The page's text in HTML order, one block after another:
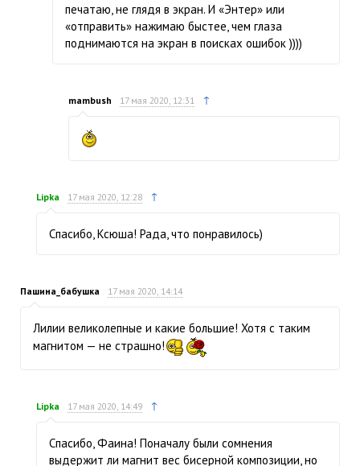
печатаю, не глядя в экран. И «Энтер» или
«отправить» нажимаю быстее, чем глаза
поднимаются на экран в поисках ошибок ))))
mambush 17 мая 2020, 12:31 ↑
Lipka 17 мая 2020, 12:28 ↑
Спасибо, Ксюша! Рада, что понравилось)
Пашина_бабушка 17 мая 2020, 14:14
Лилии великолепные и какие большие! Хотя с таким
магнитом — не страшно!
Lipka 17 мая 2020, 14:49 ↑
Спасибо, Фаина! Поначалу были сомнения
выдержит ли магнит вес бисерной композиции, но